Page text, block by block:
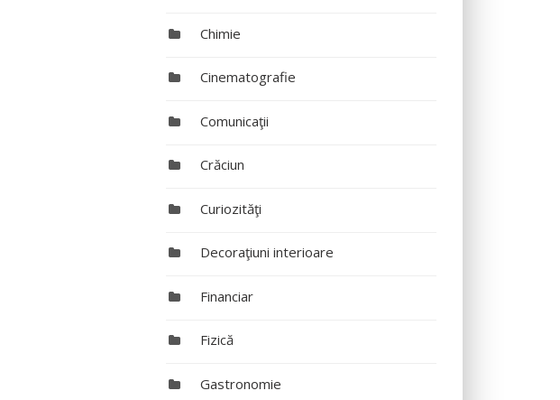
Chimie
Cinematografie
Comunicaţii
Crăciun
Curiozităţi
Decoraţiuni interioare
Financiar
Fizică
Gastronomie